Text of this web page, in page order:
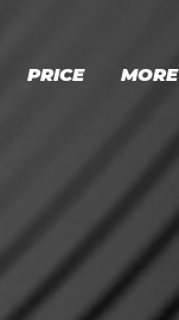
PRICE MORE